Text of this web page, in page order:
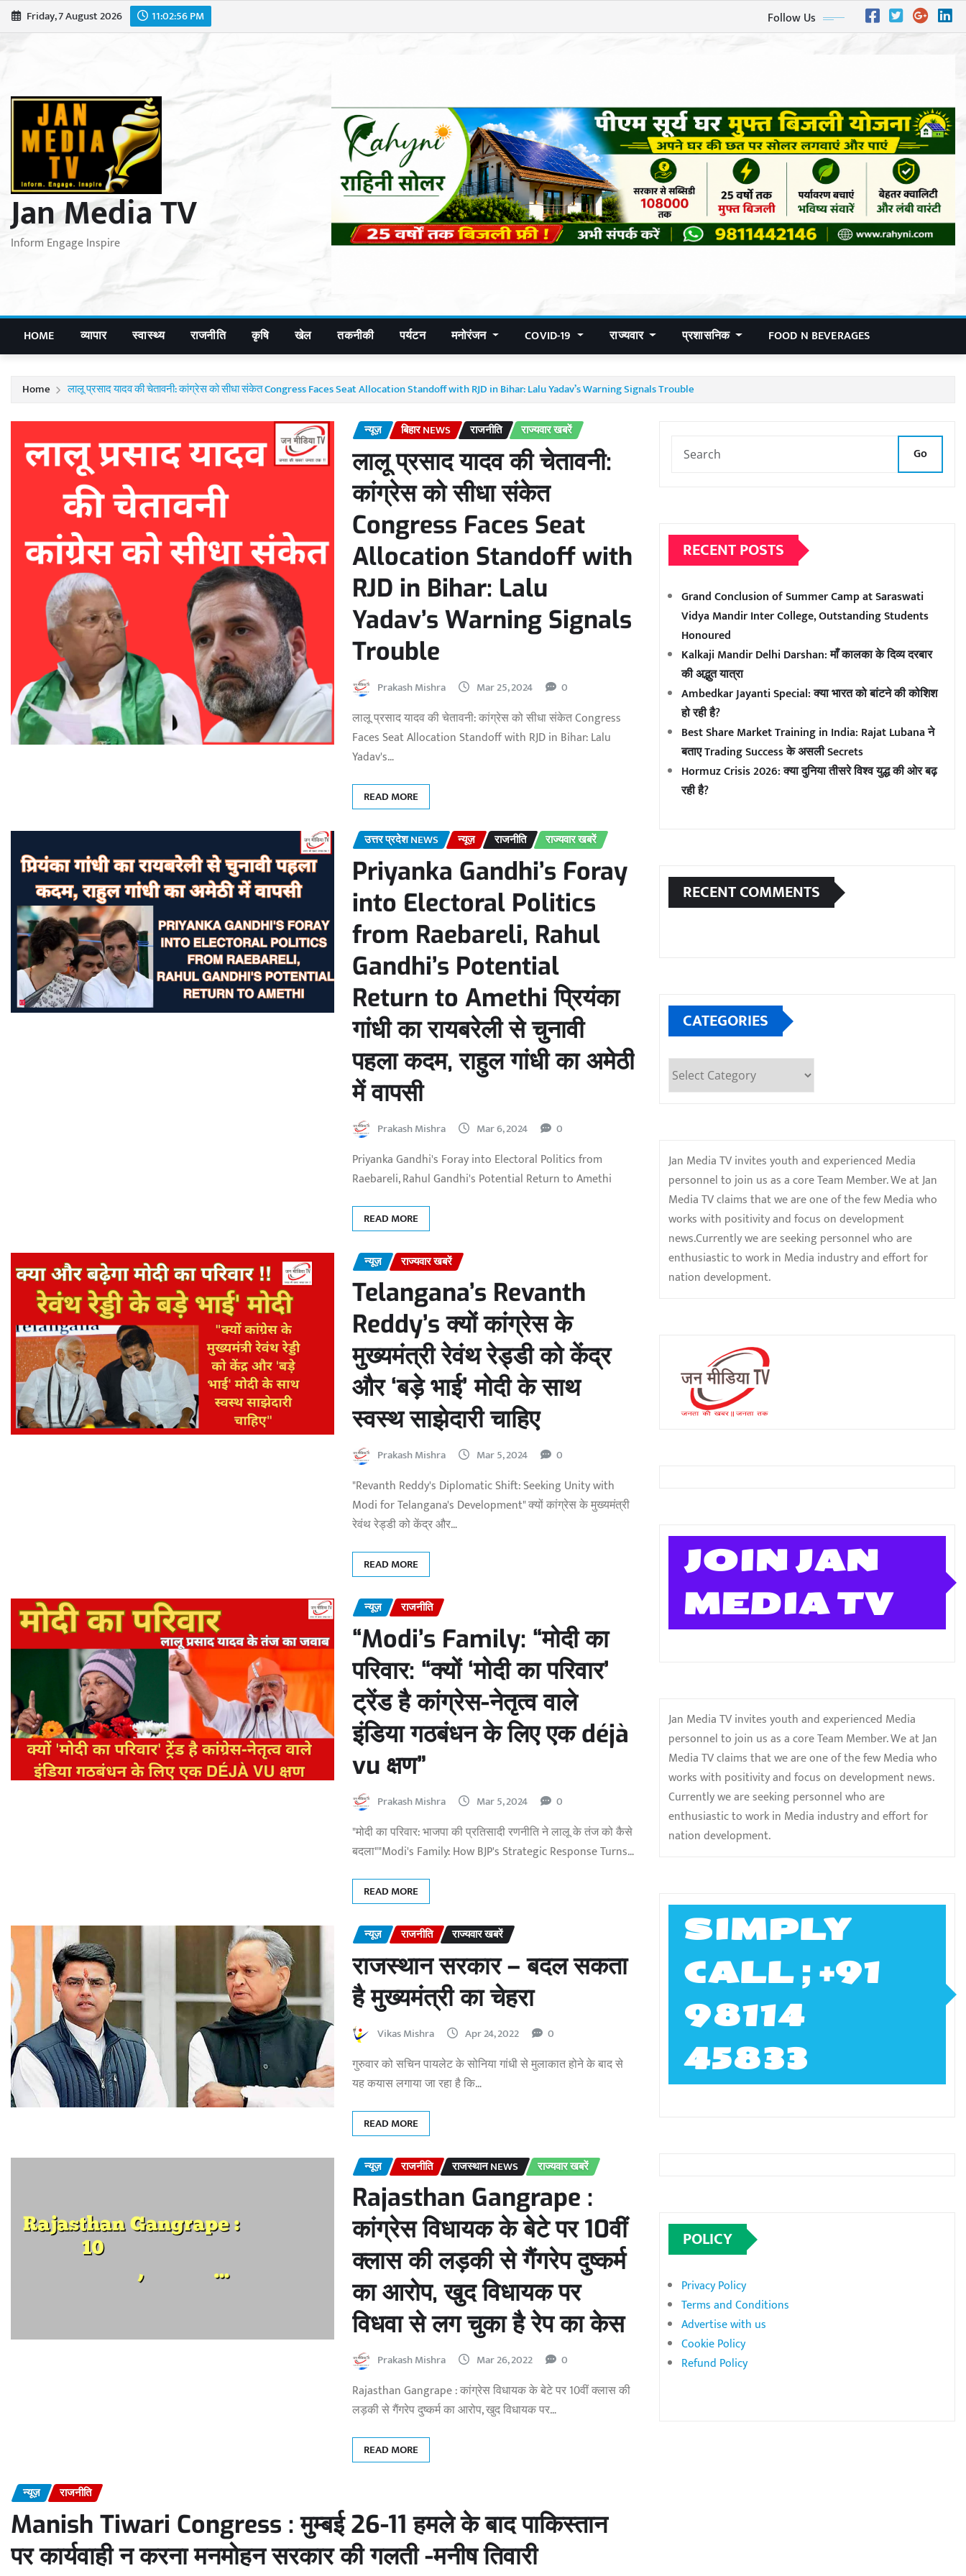
Skip
to
Friday, 7 August 2026 11:02:58 PM Follow Us
Jan Media TV
Inform Engage Inspire
HOME व्यापार स्वास्थ्य राजनीति कृषि खेल तकनीकी पर्यटन मनोरंजन COVID-19 राज्यवार प्रशासनिक FOOD N BEVERAGES
Home लालू प्रसाद यादव की चेतावनी: कांग्रेस को सीधा संकेत Congress Faces Seat Allocation Standoff with RJD in Bihar: Lalu Yadav’s Warning Signals Trouble
न्यूज़ बिहार NEWS राजनीति राज्यवार खबरें
लालू प्रसाद यादव की चेतावनी:
कांग्रेस को सीधा संकेत
Congress Faces Seat
Allocation Standoff with
RJD in Bihar: Lalu
Yadav’s Warning Signals
Trouble
Prakash Mishra Mar 25, 2024 0
लालू प्रसाद यादव की चेतावनी: कांग्रेस को सीधा संकेत Congress
Faces Seat Allocation Standoff with RJD in Bihar: Lalu
Yadav's…
READ MORE
उत्तर प्रदेश NEWS न्यूज़ राजनीति राज्यवार खबरें
Priyanka Gandhi’s Foray
into Electoral Politics
from Raebareli, Rahul
Gandhi’s Potential
Return to Amethi प्रियंका
गांधी का रायबरेली से चुनावी
पहला कदम, राहुल गांधी का अमेठी
में वापसी
Prakash Mishra Mar 6, 2024 0
Priyanka Gandhi's Foray into Electoral Politics from
Raebareli, Rahul Gandhi's Potential Return to Amethi
READ MORE
न्यूज़ राज्यवार खबरें
Telangana’s Revanth
Reddy’s क्यों कांग्रेस के
मुख्यमंत्री रेवंथ रेड्डी को केंद्र
और ‘बड़े भाई’ मोदी के साथ
स्वस्थ साझेदारी चाहिए
Prakash Mishra Mar 5, 2024 0
"Revanth Reddy's Diplomatic Shift: Seeking Unity with
Modi for Telangana's Development" क्यों कांग्रेस के मुख्यमंत्री
रेवंथ रेड्डी को केंद्र और…
READ MORE
न्यूज़ राजनीति
“Modi’s Family: “मोदी का
परिवार: “क्यों ‘मोदी का परिवार’
ट्रेंड है कांग्रेस-नेतृत्व वाले
इंडिया गठबंधन के लिए एक déjà
vu क्षण”
Prakash Mishra Mar 5, 2024 0
"मोदी का परिवार: भाजपा की प्रतिसादी रणनीति ने लालू के तंज को कैसे
बदला""Modi's Family: How BJP's Strategic Response Turns…
READ MORE
न्यूज़ राजनीति राज्यवार खबरें
राजस्थान सरकार – बदल सकता
है मुख्यमंत्री का चेहरा
Vikas Mishra Apr 24, 2022 0
गुरुवार को सचिन पायलेट के सोनिया गांधी से मुलाकात होने के बाद से
यह कयास लगाया जा रहा है कि…
READ MORE
न्यूज़ राजनीति राजस्थान NEWS राज्यवार खबरें
Rajasthan Gangrape :
कांग्रेस विधायक के बेटे पर 10वीं
क्लास की लड़की से गैंगरेप दुष्कर्म
का आरोप, खुद विधायक पर
विधवा से लग चुका है रेप का केस
Prakash Mishra Mar 26, 2022 0
Rajasthan Gangrape : कांग्रेस विधायक के बेटे पर 10वीं क्लास की
लड़की से गैंगरेप दुष्कर्म का आरोप, खुद विधायक पर…
READ MORE
न्यूज़ राजनीति
Manish Tiwari Congress : मुम्बई 26-11 हमले के बाद पाकिस्तान
पर कार्यवाही न करना मनमोहन सरकार की गलती -मनीष तिवारी
Go
RECENT POSTS
Grand Conclusion of Summer Camp at Saraswati
Vidya Mandir Inter College, Outstanding Students
Honoured
Kalkaji Mandir Delhi Darshan: माँ कालका के दिव्य दरबार
की अद्भुत यात्रा
Ambedkar Jayanti Special: क्या भारत को बांटने की कोशिश
हो रही है?
Best Share Market Training in India: Rajat Lubana ने
बताए Trading Success के असली Secrets
Hormuz Crisis 2026: क्या दुनिया तीसरे विश्व युद्ध की ओर बढ़
रही है?
RECENT COMMENTS
CATEGORIES
Categories
Jan Media TV invites youth and experienced Media
personnel to join us as a core Team Member. We at Jan
Media TV claims that we are one of the few Media who
works with positivity and focus on development
news.Currently we are seeking personnel who are
enthusiastic to work in Media industry and effort for
nation development.
JOIN JAN
MEDIA TV
Jan Media TV invites youth and experienced Media
personnel to join us as a core Team Member. We at Jan
Media TV claims that we are one of the few Media who
works with positivity and focus on development news.
Currently we are seeking personnel who are
enthusiastic to work in Media industry and effort for
nation development.
SIMPLY
CALL ; +91
98114
45833
POLICY
Privacy Policy
Terms and Conditions
Advertise with us
Cookie Policy
Refund Policy